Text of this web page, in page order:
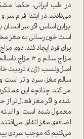
در طب ایرانی، حکما
می‌دادند. در ابتدا فرم
براین‌اساس، اگر سر
است خون‌رسانی به مغز
اصل‌ونسب (ژن)، تربیت
سالم مغز، سرد و تر
می‌کند. چنانچه این
شده و اگر مغز فعال‌تر از
معمول شده است و البته
اضافه‌ی مغز اتفاق
می‌کنیم که موجب سردی